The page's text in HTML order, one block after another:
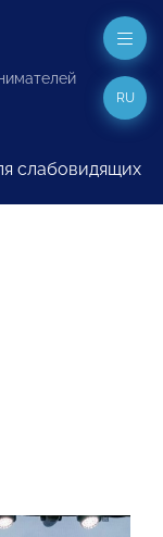
слабовидящих
RU